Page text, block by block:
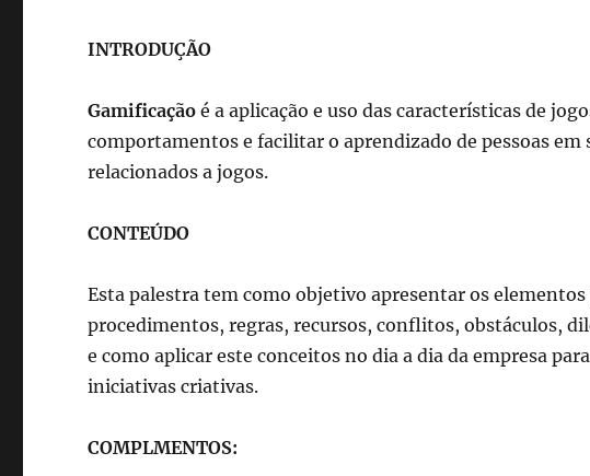
INTRODUÇÃO
Gamificação é a aplicação e uso das características de
comportamentos e facilitar o aprendizado de pessoas
relacionados a jogos.
CONTEÚDO
Esta palestra tem como objetivo apresentar os
procedimentos, regras, recursos, conflitos, obstáculos,
e como aplicar este conceitos no dia a dia da empresa
iniciativas criativas.
COMPLMENTOS: